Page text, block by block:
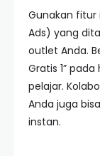
Gunakan
Ads) yang
outlet Anda.
Gratis 1”
pelajar.
Anda juga
instan.